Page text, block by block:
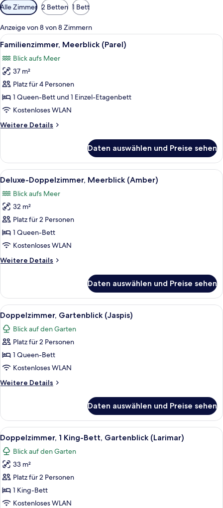
Verfügbare
Filter
für
Zimmer
Alle Zimmer 2 Betten 1 Bett
Anzeige von 8 von 8 Zimmern
Alle
Fotos
für
Familienzimmer,
Meerblick
(Parel)
anzeigen
Ein modernes Hotelzimmer mit
10
Familienzimmer, Meerblick (Parel)
Blick aufs Meer
37 m²
Platz für 4 Personen
1 Queen-Bett und 1 Einzel-Etagenbett
Kostenloses WLAN
Weitere Details
Weitere
Meerblick
(Parel)
Daten auswählen und Preise sehen
Alle
Fotos
für
Deluxe-
Doppelzimmer,
Meerblick
(Amber)
Deluxe-Doppelzimmer, Meerblick
7
Deluxe-Doppelzimmer, Meerblick (Amber)
Blick aufs Meer
32 m²
Platz für 2 Personen
1 Queen-Bett
Kostenloses WLAN
Weitere Details
Weitere
Doppelzimmer,
Meerblick
(Amber)
Daten auswählen und Preise sehen
Alle
Fotos
für
Doppelzimmer,
Gartenblick
(Jaspis)
anzeigen
Ein Hotelzimmer mit Bett,
4
Doppelzimmer, Gartenblick (Jaspis)
Blick auf den Garten
Platz für 2 Personen
1 Queen-Bett
Kostenloses WLAN
Weitere Details
Weitere
Gartenblick
(Jaspis)
Daten auswählen und Preise sehen
Alle
Fotos
für
Doppelzimmer,
1 King-
Bett,
Gartenblick
Ein modernes Wohnzimmer mit
4
Doppelzimmer, 1 King-Bett, Gartenblick (Larimar)
Blick auf den Garten
33 m²
Platz für 2 Personen
1 King-Bett
Kostenloses WLAN